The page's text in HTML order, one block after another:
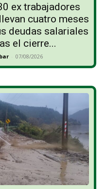
ex trabajadores
cuatro meses
deudas salariales
el cierre...
- 07/08/2026